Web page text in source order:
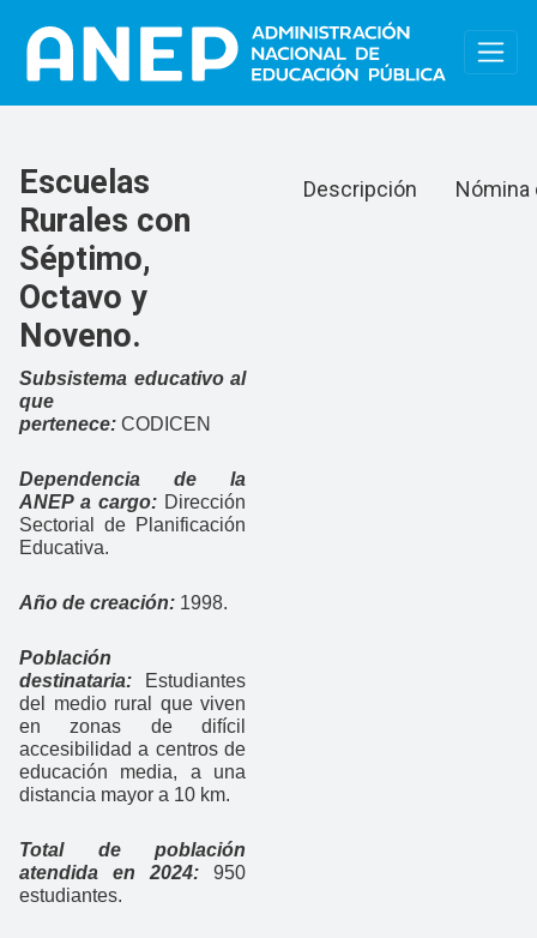
Escuelas
Rurales con
Séptimo,
Octavo y
Noveno.
Subsistema educativo al
que
pertenece: CODICEN
Dependencia de la
ANEP a cargo: Dirección
Sectorial de Planificación
Educativa.
Año de creación: 1998.
Población
destinataria:
Estudiantes
del medio rural que viven
en zonas de difícil
accesibilidad a centros de
educación media, a una
distancia mayor a 10 km.
Total de población
atendida en 2024: 950
estudiantes.
Escuelas Rurales con
Descripción Nómina